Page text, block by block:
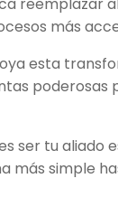
más
esta
poderosas
ser tu aliado
más simple